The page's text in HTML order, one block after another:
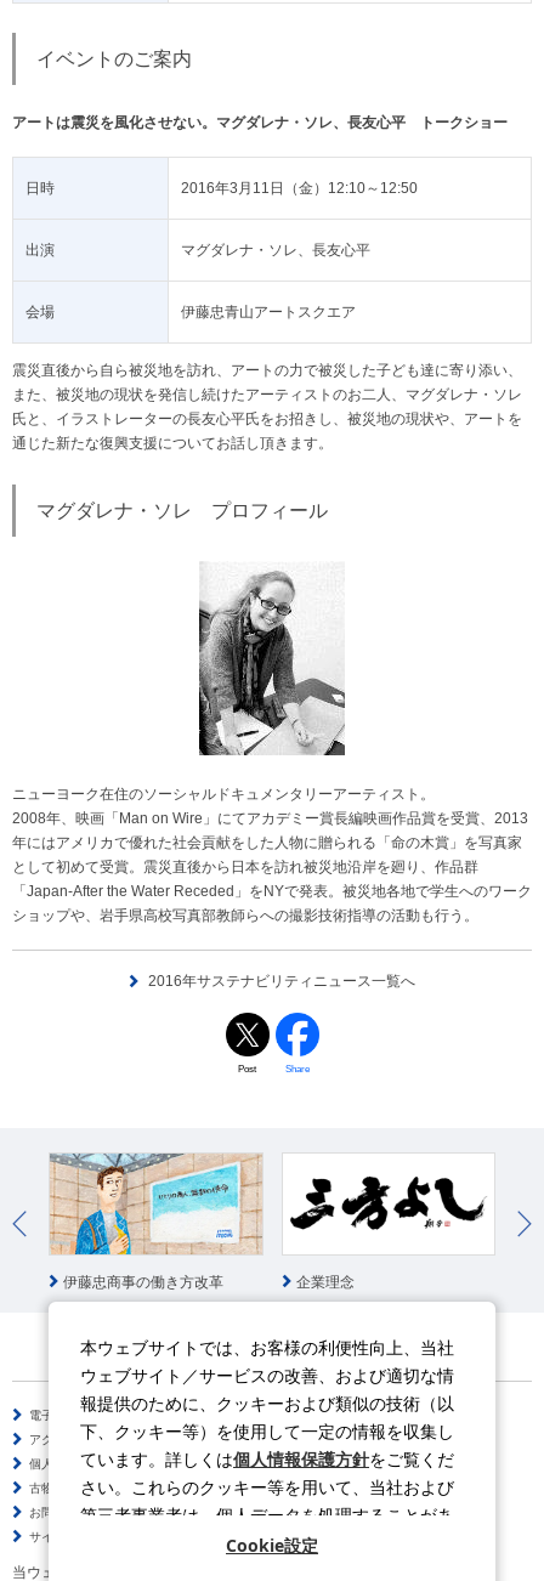
イベントのご案内
アートは震災を風化させない。マグダレナ・ソレ、長友心平 トークショー
日時 2016年3月11日（金）12:10～12:50
出演 マグダレナ・ソレ、長友心平
会場 伊藤忠青山アートスクエア
震災直後から自ら被災地を訪れ、アートの力で被災した子ども達に寄り添い、
また、被災地の現状を発信し続けたアーティストのお二人、マグダレナ・ソレ
氏と、イラストレーターの長友心平氏をお招きし、被災地の現状や、アートを
通じた新たな復興支援についてお話し頂きます。
マグダレナ・ソレ プロフィール
ニューヨーク在住のソーシャルドキュメンタリーアーティスト。
2008年、映画「Man on Wire」にてアカデミー賞長編映画作品賞を受賞、2013
年にはアメリカで優れた社会貢献をした人物に贈られる「命の木賞」を写真家
として初めて受賞。震災直後から日本を訪れ被災地沿岸を廻り、作品群
「Japan-After the Water Receded」をNYで発表。被災地各地で学生へのワーク
ショップや、岩手県高校写真部教師らへの撮影技術指導の活動も行う。
2016年サステナビリティニュース一覧へ
Post Share
伊藤忠商事の働き方改革 企業理念
電子公告
サイトのご利用について
アクセシビリティポリシー
情報セキュリティポリシー
個人情報保護方針
ソーシャルメディアポリシー
古物営業法に基づく表示
サイトの使い方
お問い合わせ
よくある質問
サイトマップ
当ウェブサイトの動画はYouTubeを利用しています。
本ウェブサイトでは、お客様の利便性向上、当社
ウェブサイト／サービスの改善、および適切な情
報提供のために、クッキーおよび類似の技術（以
下、クッキー等）を使用して一定の情報を収集し
ています。詳しくは個人情報保護方針をご覧くだ
さい。これらのクッキー等を用いて、当社および
第三者事業者は、個人データを処理することがあ
Cookie設定